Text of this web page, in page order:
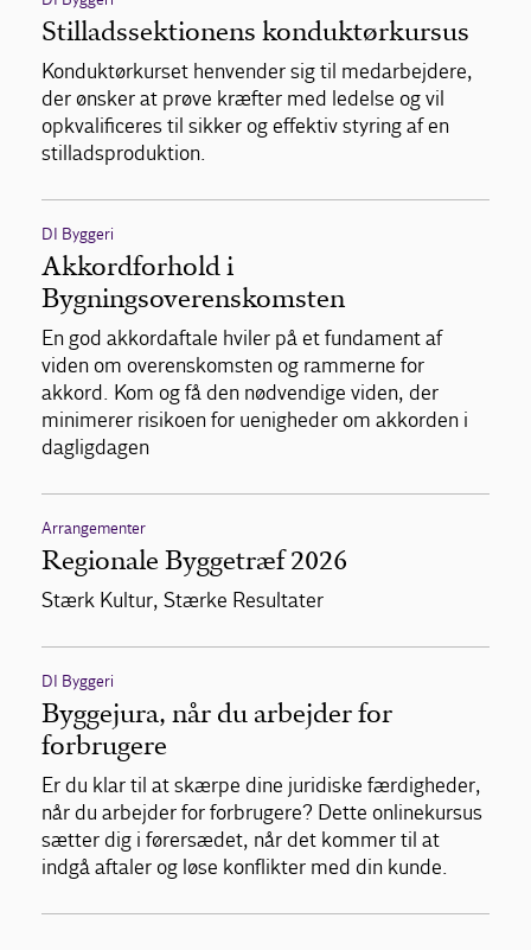
Stilladssektionens konduktørkursus
Konduktørkurset henvender sig til medarbejdere,
der ønsker at prøve kræfter med ledelse og vil
opkvalificeres til sikker og effektiv styring af en
stilladsproduktion.
DI Byggeri
Akkordforhold i
Bygningsoverenskomsten
En god akkordaftale hviler på et fundament af
viden om overenskomsten og rammerne for
akkord. Kom og få den nødvendige viden, der
minimerer risikoen for uenigheder om akkorden i
dagligdagen
Arrangementer
Regionale Byggetræf 2026
Stærk Kultur, Stærke Resultater
DI Byggeri
Byggejura, når du arbejder for
forbrugere
Er du klar til at skærpe dine juridiske færdigheder,
når du arbejder for forbrugere? Dette onlinekursus
sætter dig i førersædet, når det kommer til at
indgå aftaler og løse konflikter med din kunde.